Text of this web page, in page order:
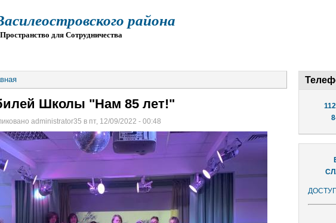
района
для Сотрудничества
Школы "Нам 85 лет!"
administrator35 в пт, 12/09/2022 - 00:48